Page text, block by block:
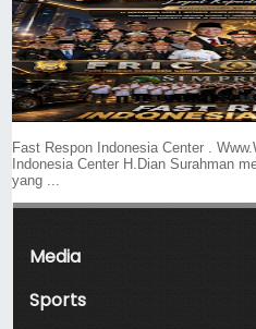
Fast Respon Indonesia Center .
Indonesia Center H.Dian Surahman
yang ...
Media
Sports